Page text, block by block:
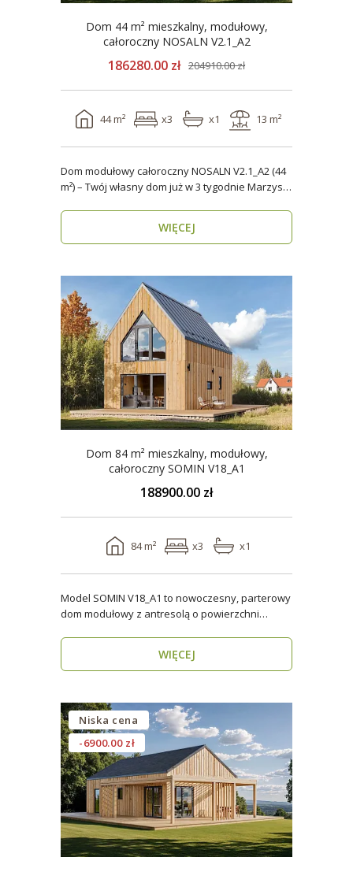
Dom 44 m² mieszkalny, modułowy,
całoroczny NOSALN V2.1_A2
186280.00 zł 204910.00 zł
44 m² x3 x1 13 m²
Dom modułowy całoroczny NOSALN V2.1_A2 (44
m²) – Twój własny dom już w 3 tygodnie Marzysz
WIĘCEJ
Dom 84 m² mieszkalny, modułowy,
całoroczny SOMIN V18_A1
188900.00 zł
84 m² x3 x1
Model SOMIN V18_A1 to nowoczesny, parterowy
dom modułowy z antresolą o powierzchni
WIĘCEJ
Niska cena
-6900.00 zł